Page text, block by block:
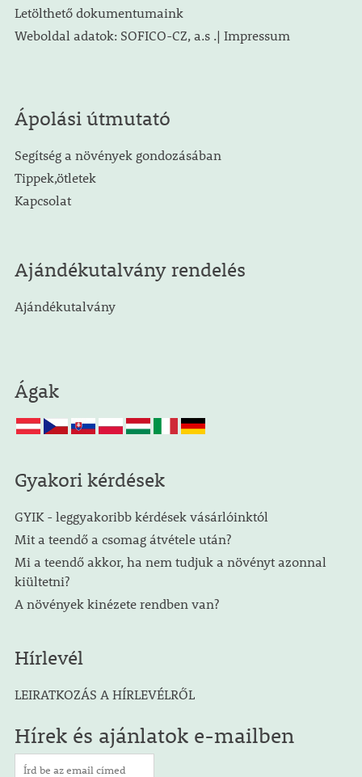
Letölthető dokumentumaink
Weboldal adatok: SOFICO-CZ, a.s .| Impressum
Ápolási útmutató
Segítség a növények gondozásában
Tippek,ötletek
Kapcsolat
Ajándékutalvány rendelés
Ajándékutalvány
Ágak
Gyakori kérdések
GYIK - leggyakoribb kérdések vásárlóinktól
Mit a teendő a csomag átvétele után?
Mi a teendő akkor, ha nem tudjuk a növényt azonnal
kiültetni?
A növények kinézete rendben van?
Hírlevél
LEIRATKOZÁS A HÍRLEVÉLRŐL
Hírek és ajánlatok e-mailben